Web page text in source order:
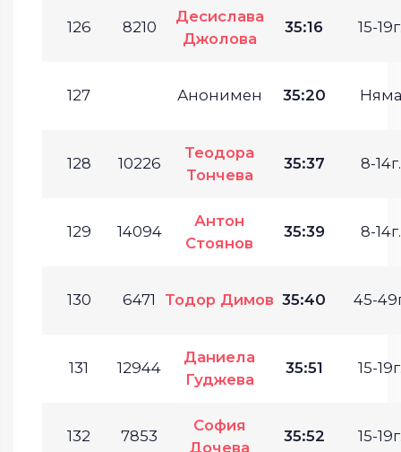
126 8210
Десислава
Джолова
35:16 15-
127 Анонимен 35:20 Няма
128 10226
Теодора
Тончева
35:37 8-14г.
129 14094
Антон
Стоянов
35:39 8-14г.
130 6471 Тодор Димов 35:40 45-
131 12944
Даниела
Гуджева
35:51 15-
132 7853
София
Дочева
35:52 15-